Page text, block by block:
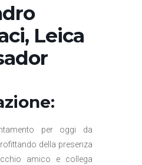
Leica
per oggi da
della presenza
amico e collega